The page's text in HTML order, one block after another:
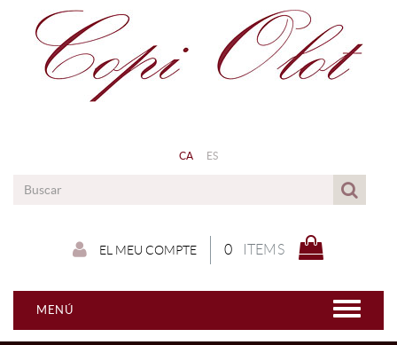
CA ES
0 ITEMS
EL MEU COMPTE
MENÚ